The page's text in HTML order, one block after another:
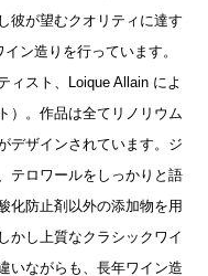
彼が望むクオリティに達す
ン造りを行っています。
ィスト、Loique Allain によ
）。作品は全てリノリウム
デザインされています。ジ
テロワールをしっかりと語
化防止剤以外の添加物を用
かし上質なクラシックワイ
いながらも、長年ワイン造